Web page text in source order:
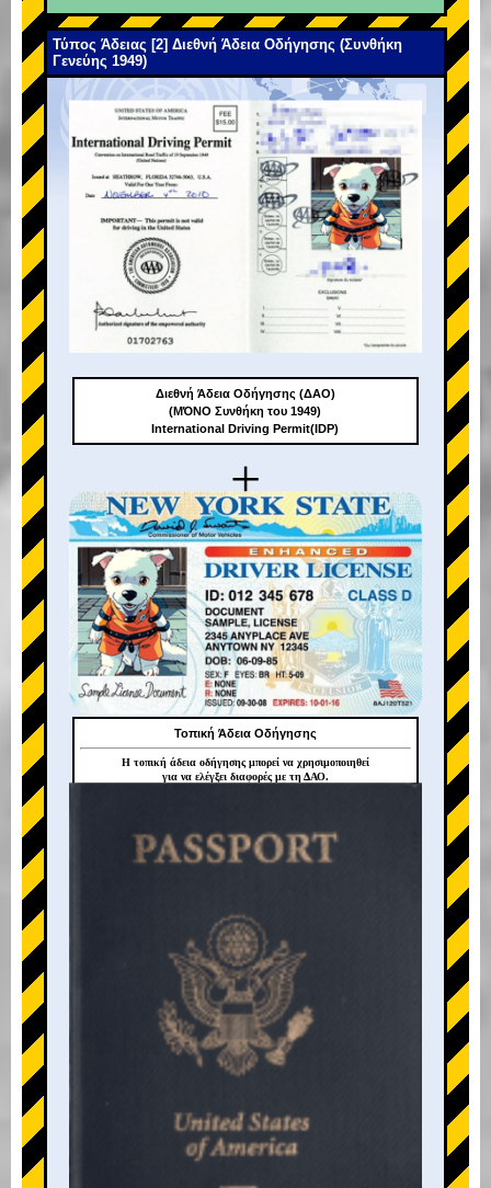
Τύπος Άδειας [2] Διεθνή Άδεια Οδήγησης (Συνθήκη
Γενεύης 1949)
+
+
Διεθνή Άδεια Οδήγησης (ΔΑΟ)
(ΜΌΝΟ Συνθήκη του 1949)
International Driving Permit(IDP)
Τοπική Άδεια Οδήγησης
Η τοπική άδεια οδήγησης μπορεί να χρησιμοποιηθεί
για να ελέγξει διαφορές με τη ΔΑΟ.